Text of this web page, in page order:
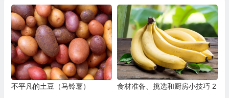
不平凡的土豆（马铃薯） 食材准备、挑选和厨房小技巧 2